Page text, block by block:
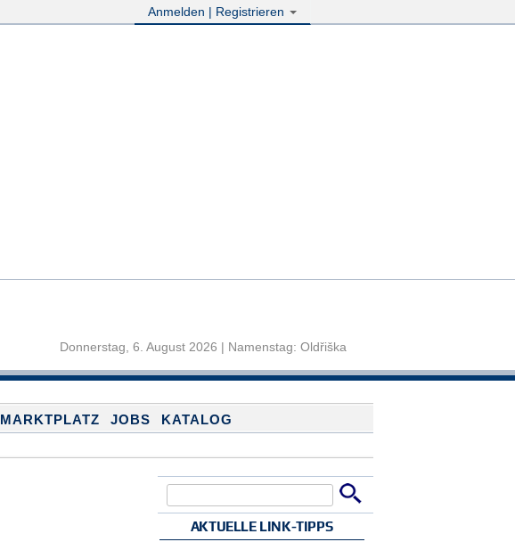
Anmelden | Registrieren
Donnerstag, 6. August 2026 | Namenstag: Oldřiška
MARKTPLATZ JOBS
KATALOG
AKTUELLE LINK-TIPPS